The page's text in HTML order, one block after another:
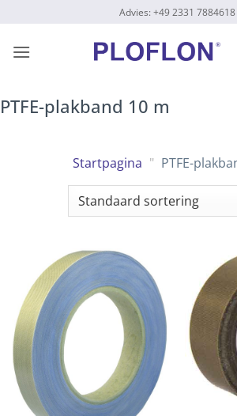
gaan
Advies: +49 2331 7884618
PTFE-plakband 10 m
Startpagina " PTFE-